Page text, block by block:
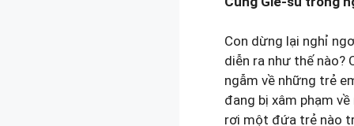
Con dừng lại nghỉ
diễn ra như thế nào?
ngẫm về những trẻ
đang bị xâm phạm
rơi một đứa trẻ nào